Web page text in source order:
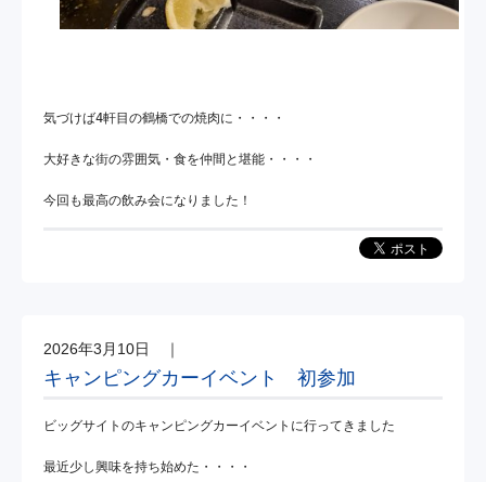
気づけば4軒目の鶴橋での焼肉に・・・・
大好きな街の雰囲気・食を仲間と堪能・・・・
今回も最高の飲み会になりました！
2026年3月10日 ｜
キャンピングカーイベント 初参加
ビッグサイトのキャンピングカーイベントに行ってきました